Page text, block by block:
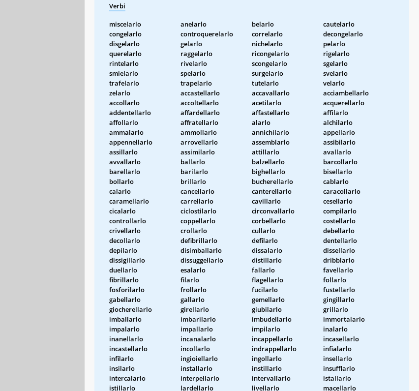
Verbi
miscelarlo anelarlo belarlo
cautelarlo
congelarlo
controquerelarlo correlarlo
decongelarlo
disgelarlo
gelarlo nichelarlo
pelarlo
querelarlo
raggelarlo ricongelarlo
rigelarlo
rintelarlo
rivelarlo scongelarlo
sgelarlo
smielarlo
spelarlo surgelarlo
svelarlo
trafelarlo
trapelarlo tutelarlo
velarlo
zelarlo
accastellarlo accavallarlo
acciambellarlo
accollarlo
accoltellarlo acetilarlo
acquerellarlo
addentellarlo
affardellarlo affastellarlo
affilarlo
affollarlo
affratellarlo alarlo
alchilarlo
ammalarlo
ammollarlo annichilarlo
appellarlo
appennellarlo
arrovellarlo assemblarlo
assibilarlo
assillarlo
assimilarlo attillarlo
avallarlo
avvallarlo
ballarlo balzellarlo
barcollarlo
barellarlo
barilarlo bighellarlo
bisellarlo
bollarlo
brillarlo bucherellarlo
cablarlo
calarlo
cancellarlo canterellarlo
caracollarlo
caramellarlo
carrellarlo cavillarlo
cesellarlo
cicalarlo
ciclostilarlo circonvallarlo
compilarlo
controllarlo
coppellarlo corbellarlo
costellarlo
crivellarlo
crollarlo cullarlo
debellarlo
decollarlo
defibrillarlo defilarlo
dentellarlo
depilarlo
disimballarlo dissalarlo
dissellarlo
dissigillarlo
dissuggellarlo distillarlo
dribblarlo
duellarlo
esalarlo fallarlo
favellarlo
fibrillarlo
filarlo flagellarlo
follarlo
fosforilarlo
frollarlo fucilarlo
fustellarlo
gabellarlo
gallarlo gemellarlo
gingillarlo
giocherellarlo
girellarlo giubilarlo
grillarlo
imballarlo
imbarilarlo imbudellarlo
immortalarlo
impalarlo
impallarlo impilarlo
inalarlo
inanellarlo
incanalarlo incappellarlo
incasellarlo
incastellarlo
incollarlo indrappellarlo
infialarlo
infilarlo
ingioiellarlo ingollarlo
insellarlo
insilarlo
installarlo instillarlo
insufflarlo
intercalarlo
interpellarlo intervallarlo
istallarlo
istillarlo
lardellarlo livellarlo
macellarlo